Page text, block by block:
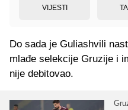
VIJESTI
Do sada je Guliashvili
mlađe selekcije Gruzije i
nije debitovao.